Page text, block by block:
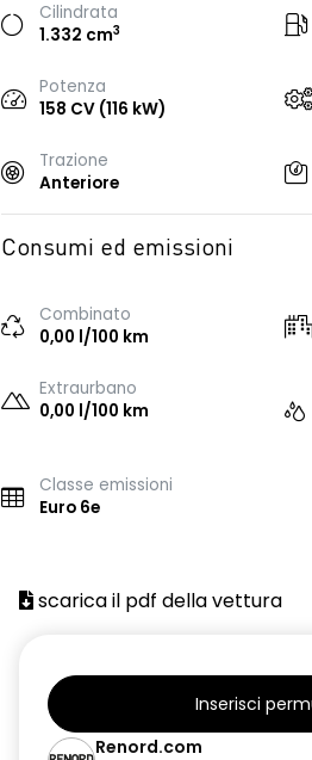
Cilindrata
1.332 cm3
Potenza
158 CV (116 kW)
Trazione
Anteriore
Consumi ed emissioni
Combinato
0,00 l/100 km
Extraurbano
0,00 l/100 km
Classe emissioni
Euro 6e
scarica il pdf della vettura
Inserisci
Renord.com